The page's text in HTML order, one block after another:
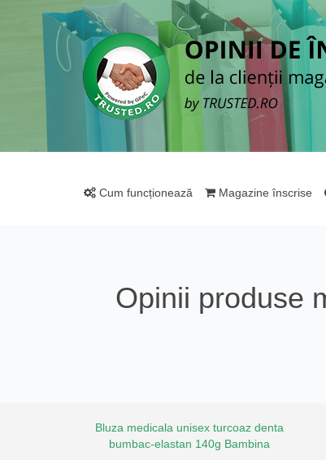
Cum funcționează Magazine înscrise
Opinii produse
Bluza medicala unisex turcoaz denta
bumbac-elastan 140g Bambina